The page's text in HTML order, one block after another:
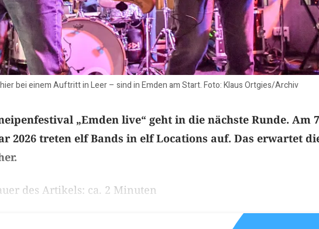
bei einem Auftritt in Leer – sind in Emden am Start. Foto: Klaus Ortgies/Archiv
„Emden live“ geht in die nächste Runde. Am
2026 treten elf Bands in elf Locations auf. Das erwartet
des Artikels: ca. 2 Minuten